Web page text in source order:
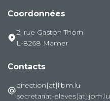
Coordonnées
2, rue Gaston Thorn
L-8268 Mamer
Contacts
direction[at]ljbm.lu
secretariat-eleves[at]ljbm.lu